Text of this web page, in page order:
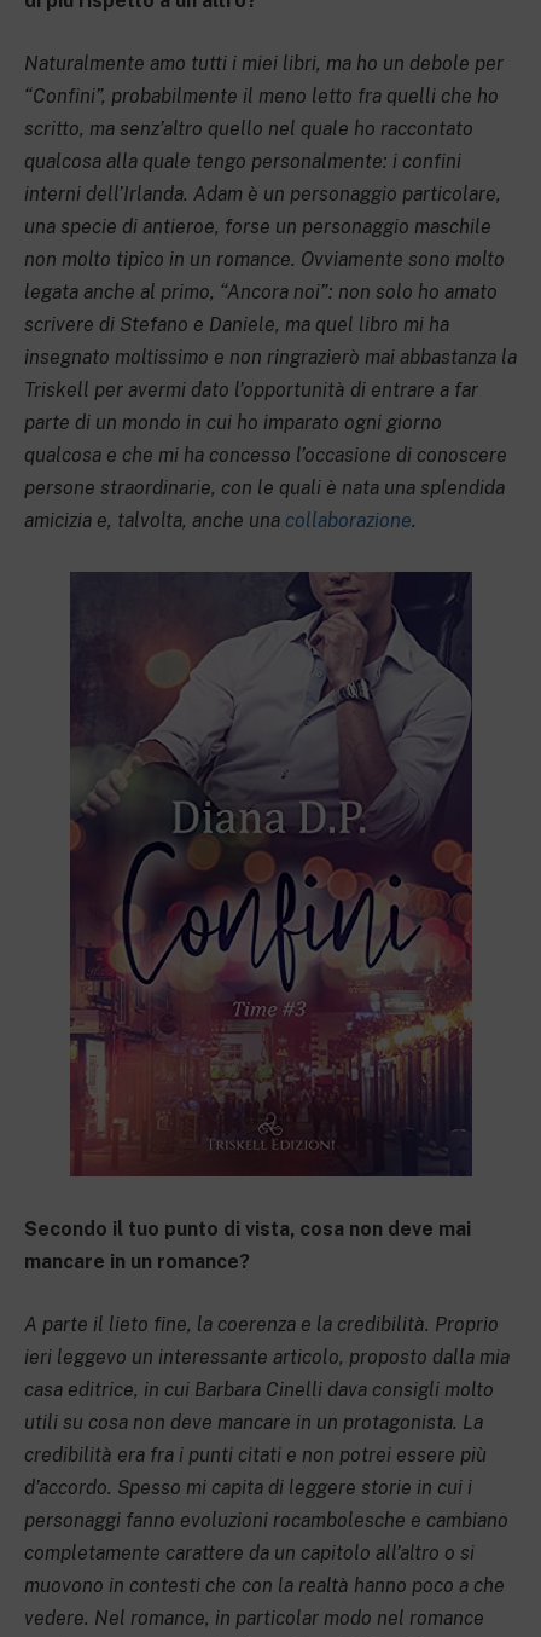
Naturalmente amo tutti i miei libri, ma ho un debole per
“Confini”, probabilmente il meno letto fra quelli che ho
scritto, ma senz’altro quello nel quale ho raccontato
qualcosa alla quale tengo personalmente: i confini
interni dell’Irlanda. Adam è un personaggio particolare,
una specie di antieroe, forse un personaggio maschile
non molto tipico in un romance. Ovviamente sono molto
legata anche al primo, “Ancora noi”: non solo ho amato
scrivere di Stefano e Daniele, ma quel libro mi ha
insegnato moltissimo e non ringrazierò mai abbastanza la
Triskell per avermi dato l’opportunità di entrare a far
parte di un mondo in cui ho imparato ogni giorno
qualcosa e che mi ha concesso l’occasione di conoscere
persone straordinarie, con le quali è nata una splendida
amicizia e, talvolta, anche una collaborazione.
Secondo il tuo punto di vista, cosa non deve mai
mancare in un romance?
A parte il lieto fine, la coerenza e la credibilità. Proprio
ieri leggevo un interessante articolo, proposto dalla mia
casa editrice, in cui Barbara Cinelli dava consigli molto
utili su cosa non deve mancare in un protagonista. La
credibilità era fra i punti citati e non potrei essere più
d’accordo. Spesso mi capita di leggere storie in cui i
personaggi fanno evoluzioni rocambolesche e cambiano
completamente carattere da un capitolo all’altro o si
muovono in contesti che con la realtà hanno poco a che
vedere. Nel romance, in particolar modo nel romance